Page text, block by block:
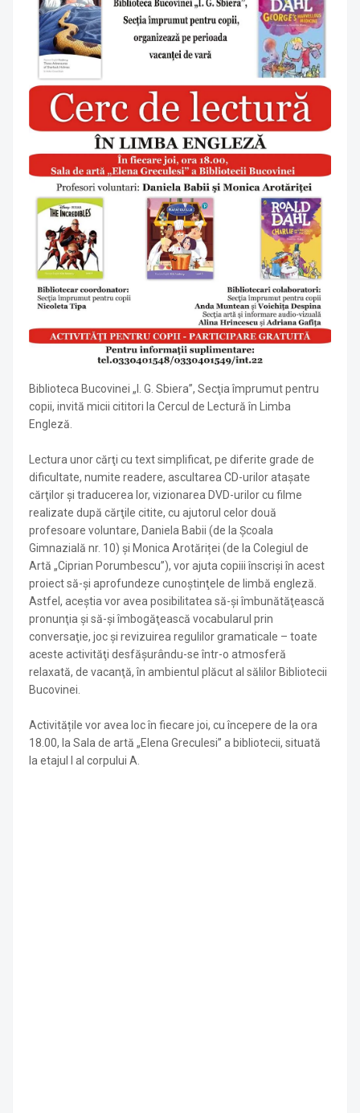
Biblioteca Bucovinei „I. G. Sbiera”, Secţia împrumut pentru
copii, invită micii cititori la Cercul de Lectură în Limba
Engleză.
Lectura unor cărţi cu text simplificat, pe diferite grade de
dificultate, numite readere, ascultarea CD-urilor ataşate
cărţilor şi traducerea lor, vizionarea DVD-urilor cu filme
realizate după cărţile citite, cu ajutorul celor două
profesoare voluntare, Daniela Babii (de la Şcoala
Gimnazială nr. 10) şi Monica Arotăriței (de la Colegiul de
Artă „Ciprian Porumbescu”), vor ajuta copiii înscrişi în acest
proiect să-şi aprofundeze cunoştinţele de limbă engleză.
Astfel, aceștia vor avea posibilitatea să-și îmbunătăţească
pronunţia și să-și îmbogăţească vocabularul prin
conversaţie, joc şi revizuirea regulilor gramaticale – toate
aceste activităţi desfăşurându-se într-o atmosferă
relaxată, de vacanţă, în ambientul plăcut al sălilor Bibliotecii
Bucovinei.
Activitățile vor avea loc în fiecare joi, cu începere de la ora
18.00, la Sala de artă „Elena Greculesi” a bibliotecii, situată
la etajul I al corpului A.